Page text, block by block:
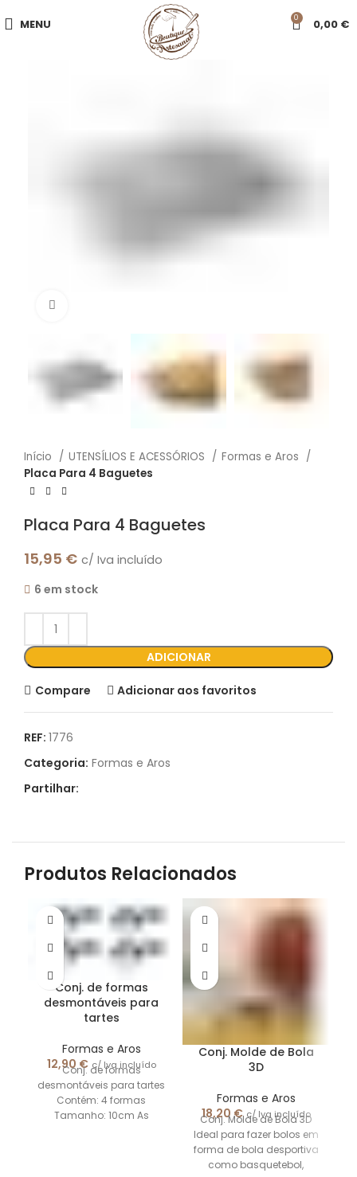
MENU 0 0,00 €
Início UTENSÍLIOS E ACESSÓRIOS
Formas e Aros
Placa Para 4 Baguetes
Placa Para 4 Baguetes
15,95 € c/ Iva incluído
6 em stock
ADICIONAR
Compare Adicionar aos favoritos
REF: 1776
Categoria: Formas e Aros
Partilhar:
Produtos Relacionados
Conj. de formas
desmontáveis para
tartes
Formas e Aros
12,90 € c/ Iva incluído
Conj. de formas
desmontáveis para tartes
Contém: 4 formas
Tamanho: 10cm As
Conj. Molde de Bola
3D
Formas e Aros
18,20 € c/ Iva incluído
Conj. Molde de Bola 3D
Ideal para fazer bolos em
forma de bola desportiva
como basquetebol,